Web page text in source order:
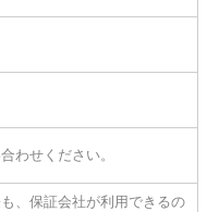
わせください。
、保証会社が利用できるの